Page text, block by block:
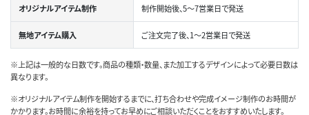
オリジナルアイテム制作 制作開始後、5～7営業日で発送
無地アイテム購入 ご注文完了後、1～2営業日で発送
※上記は一般的な日数です。商品の種類・数量、また加工するデザインによって必要日数は
異なります。
※オリジナルアイテム制作を開始するまでに、打ち合わせや完成イメージ制作のお時間が
かかります。お時間に余裕を持ってお早めにご相談いただくことをおすすめいたします。